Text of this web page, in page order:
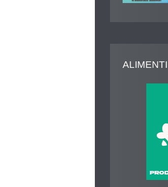
ALIMENTI